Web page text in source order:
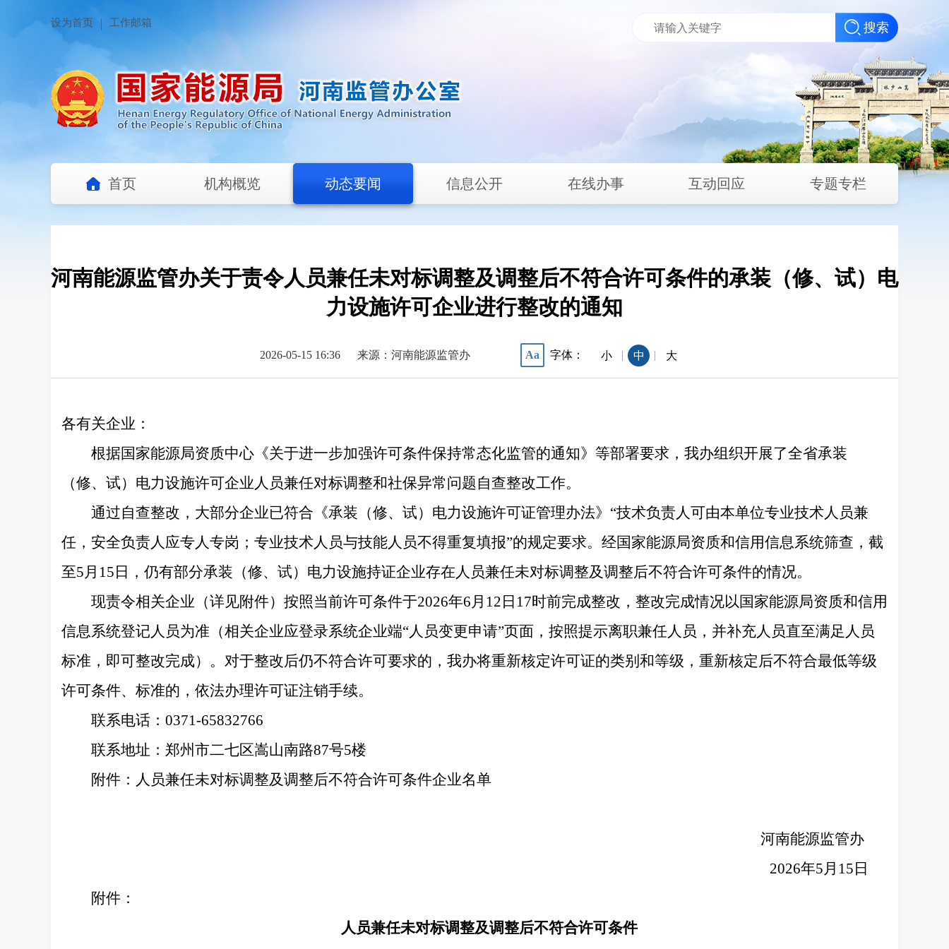
设为首页 工作邮箱 搜索
首页 机构概览 动态要闻 信息公开 在线办事 互动回应 专题专栏
河南能源监管办关于责令人员兼任未对标调整及调整后不符合许可条件的承装（修、试）电
力设施许可企业进行整改的通知
2026-05-15 16:36 来源：河南能源监管办 Aa 字体： 小 | 中 | 大
各有关企业：
根据国家能源局资质中心《关于进一步加强许可条件保持常态化监管的通知》等部署要求，我办组织开展了全省承装
（修、试）电力设施许可企业人员兼任对标调整和社保异常问题自查整改工作。
通过自查整改，大部分企业已符合《承装（修、试）电力设施许可证管理办法》“技术负责人可由本单位专业技术人员兼
任，安全负责人应专人专岗；专业技术人员与技能人员不得重复填报”的规定要求。经国家能源局资质和信用信息系统筛查，截
至5月15日，仍有部分承装（修、试）电力设施持证企业存在人员兼任未对标调整及调整后不符合许可条件的情况。
现责令相关企业（详见附件）按照当前许可条件于2026年6月12日17时前完成整改，整改完成情况以国家能源局资质和信用
信息系统登记人员为准（相关企业应登录系统企业端“人员变更申请”页面，按照提示离职兼任人员，并补充人员直至满足人员
标准，即可整改完成）。对于整改后仍不符合许可要求的，我办将重新核定许可证的类别和等级，重新核定后不符合最低等级
许可条件、标准的，依法办理许可证注销手续。
联系电话：0371-65832766
联系地址：郑州市二七区嵩山南路87号5楼
附件：人员兼任未对标调整及调整后不符合许可条件企业名单
河南能源监管办
2026年5月15日
附件：
人员兼任未对标调整及调整后不符合许可条件